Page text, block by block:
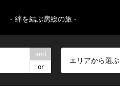
- 絆を結ぶ房総の旅 -
and
or
エリアから選ぶ